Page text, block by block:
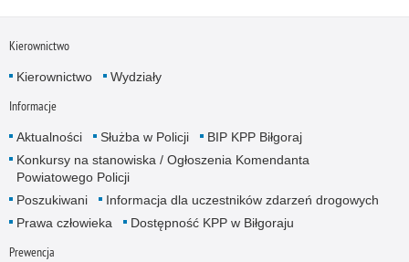
Kierownictwo
Kierownictwo Wydziały
Informacje
Aktualności Służba w Policji
BIP KPP Biłgoraj
Konkursy na stanowiska / Ogłoszenia Komendanta
Powiatowego Policji
Poszukiwani
Informacja dla uczestników zdarzeń drogowych
Prawa człowieka
Dostępność KPP w Biłgoraju
Prewencja